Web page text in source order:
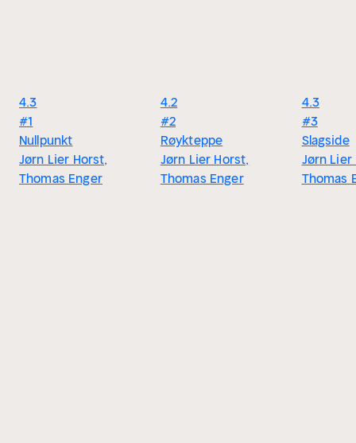
4.3
#1
Nullpunkt
Jørn Lier Horst,
Thomas Enger
4.2
#2
Røykteppe
Jørn Lier Horst,
Thomas Enger
4.3
#3
Slagside
Jørn Lier
Thomas